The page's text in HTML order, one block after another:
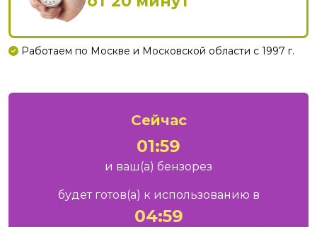
Работаем по Москве и Московской области с 1997 г.
Сейчас
01:59
и ваш(а) бензорез
будет готов(а) к использованию в
04:59